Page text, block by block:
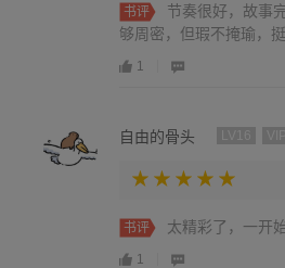
书评
节奏很好，故事
够周密，但瑕不掩瑜，
1
自由的骨头
书评 太精彩了，一开
1